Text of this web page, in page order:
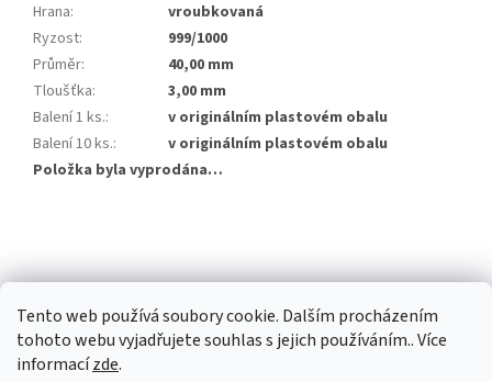
Tento web používá soubory cookie. Dalším procházením
tohoto webu vyjadřujete souhlas s jejich používáním.. Více
informacízde.
Hrana:
vroubkovaná
Ryzost:
999/1000
Průměr:
40,00 mm
Tloušťka:
3,00 mm
Balení 1 ks.:
v originálním plastovém obalu
Balení 10 ks.:
v originálním plastovém obalu
Položka byla vyprodána…
p